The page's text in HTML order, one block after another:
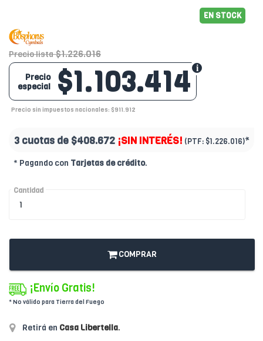
EN STOCK
Precio lista $1.226.016
$1.103.414
Precio
especial
Precio sin impuestos nacionales: $911.912
3 cuotas de $408.672 ¡SIN INTERÉS! (PTF: $1.226.016)*
* Pagando con Tarjetas de crédito.
Cantidad
COMPRAR
¡Envío Gratis!
* No válido para Tierra del Fuego
Retirá en Casa Libertella.